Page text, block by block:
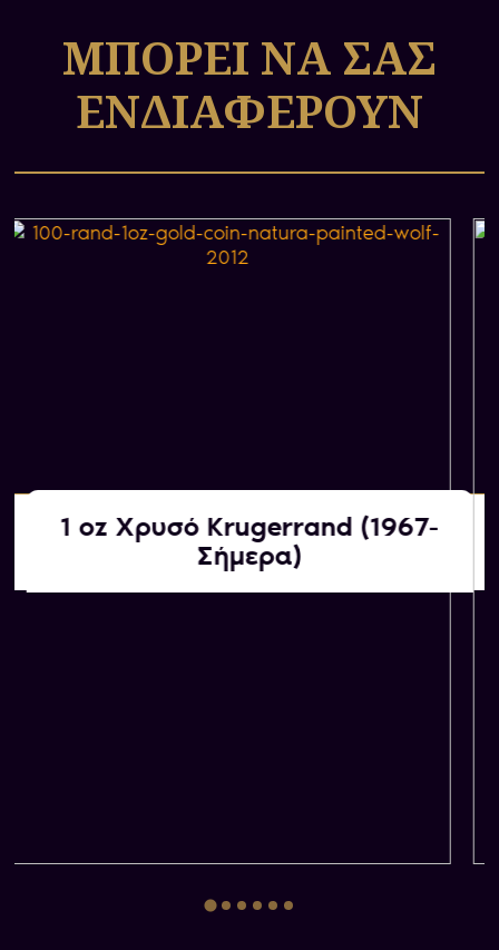
ΜΠΟΡΕΙ ΝΑ ΣΑΣ
ΕΝΔΙΑΦΕΡΟΥΝ
Αγοράζουμε εμείς
ΚΑΤΟΠΙΝ ΕΚΤΙΜΗΣΗΣ
1 oz Χρυσό Krugerrand (1967-
Σήμερα)